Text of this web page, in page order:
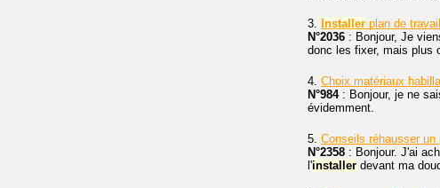
3. Installer plan de
N°2036 : Bonjour, Je
donc les fixer, mais plus
4. Choix matériaux
N°984: Bonjour, je ne
évidemment.
5. Conseils réhausser un
N°2358 : Bonjour. J'ai
l'installer devant ma